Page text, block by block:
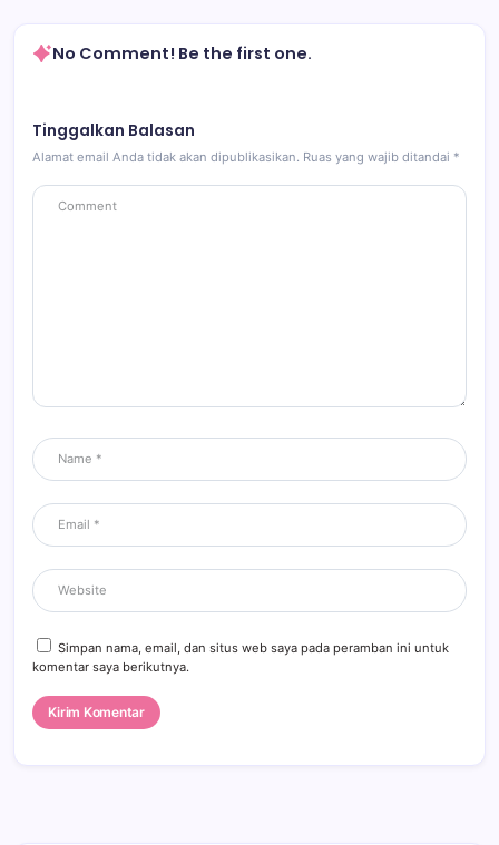
No Comment! Be the first one.
Tinggalkan Balasan
Alamat email Anda tidak akan dipublikasikan. Ruas yang wajib ditandai *
Simpan nama, email, dan situs web saya pada peramban ini untuk
komentar saya berikutnya.